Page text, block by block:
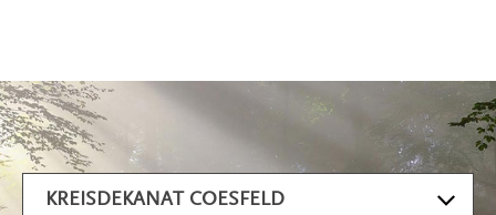
Artikel filtern
KREISDEKANAT COESFELD